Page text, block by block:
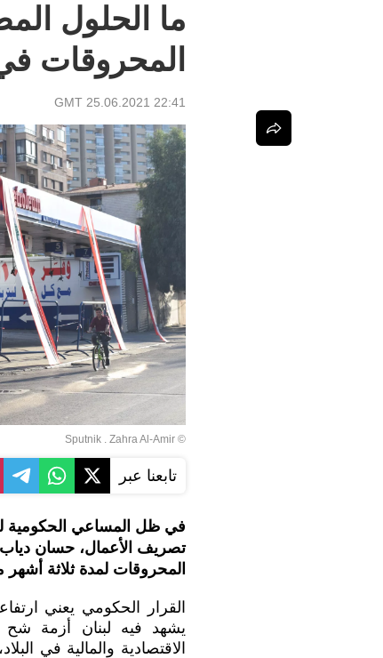
ما الحلول
المحروقات
22:41 GMT 25.06.2021
© Sputnik . Zahra Al-Amir
تابعنا عبر
في ظل المساعي الحكومية
تصريف الأعمال، حسان
المحروقات لمدة ثلاثة أشهر من 1500 ليرة لبنانية للدولار الواحد إلى
القرار الحكومي يعني
يشهد فيه لبنان أزمة
الاقتصادية والمالية في